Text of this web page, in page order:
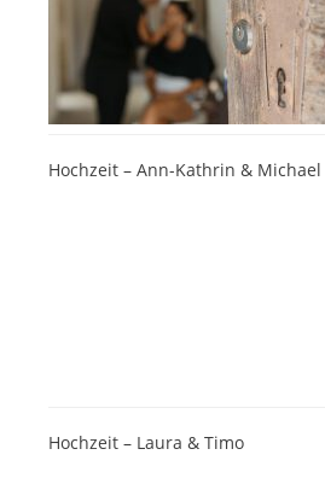
Hochzeit – Ann-Kathrin & Michael
Hochzeit – Laura & Timo